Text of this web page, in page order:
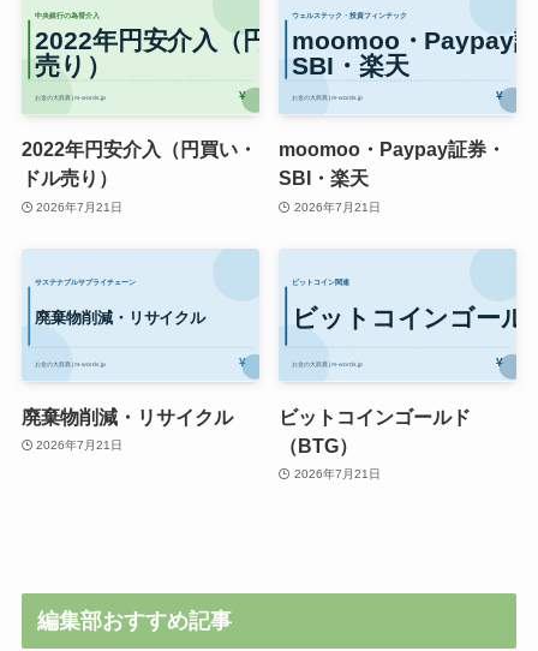
2022年円安介入（円買い・
ドル売り）
2026年7月21日
moomoo・Paypay証券・
SBI・楽天
2026年7月21日
廃棄物削減・リサイクル
2026年7月21日
ビットコインゴールド
（BTG）
2026年7月21日
編集部おすすめ記事